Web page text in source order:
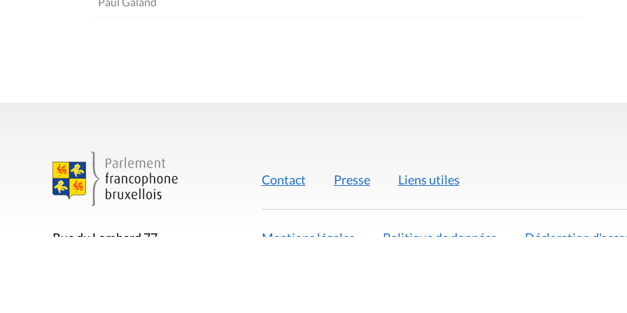
Rue du Lombard 77
Contact Presse Liens utiles
Mentions légales Politique de données Déclaration